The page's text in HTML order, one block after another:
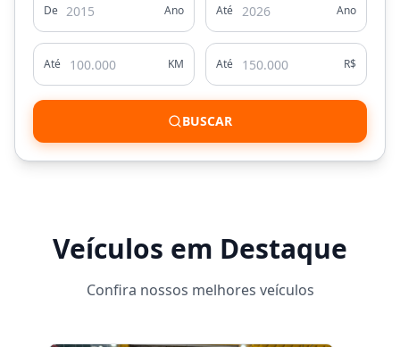
De Ano Até Ano
Até KM Até R$
BUSCAR
Veículos em Destaque
Confira nossos melhores veículos